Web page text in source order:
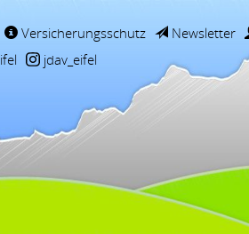
Versicherungsschutz Newsletter
jdav_eifel